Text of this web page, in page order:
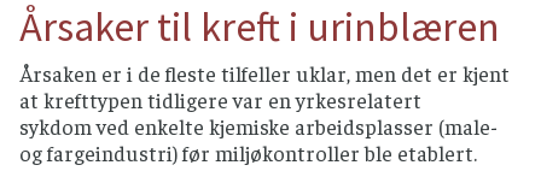
Årsaker til kreft i urinblæren
Årsaken er i de fleste tilfeller uklar, men det er kjent
at krefttypen tidligere var en yrkesrelatert
sykdom ved enkelte kjemiske arbeidsplasser (male-
og fargeindustri) før miljøkontroller ble etablert.